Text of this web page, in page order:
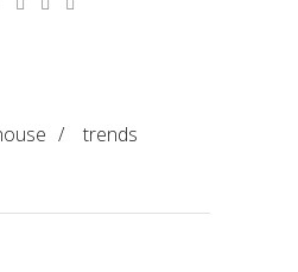
/ trends